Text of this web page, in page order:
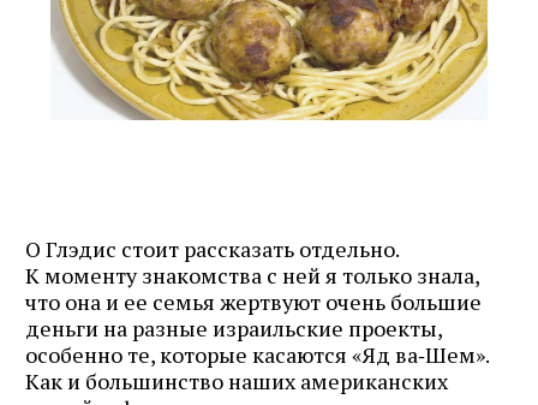
О Глэдис стоит рассказать отдельно.
К моменту знакомства с ней я только знала,
что она и ее семья жертвуют очень большие
деньги на разные израильские проекты,
особенно те, которые касаются «Яд ва‑Шем».
Как и большинство наших американских